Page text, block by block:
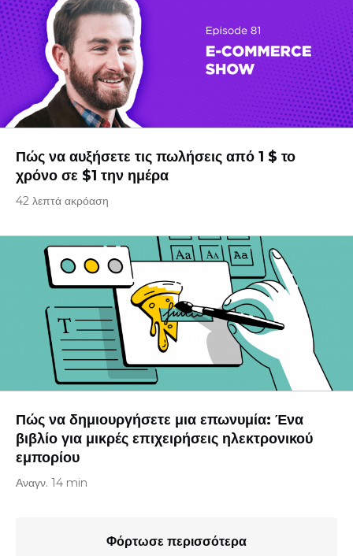
Πώς να αυξήσετε τις πωλήσεις από 1 $ το
χρόνο σε $1 την ημέρα
42 λεπτά ακρόαση
Πώς να δημιουργήσετε μια επωνυμία: Ένα
βιβλίο για μικρές επιχειρήσεις ηλεκτρονικού
εμπορίου
Αναγν. 14 min
Φόρτωσε περισσότερα